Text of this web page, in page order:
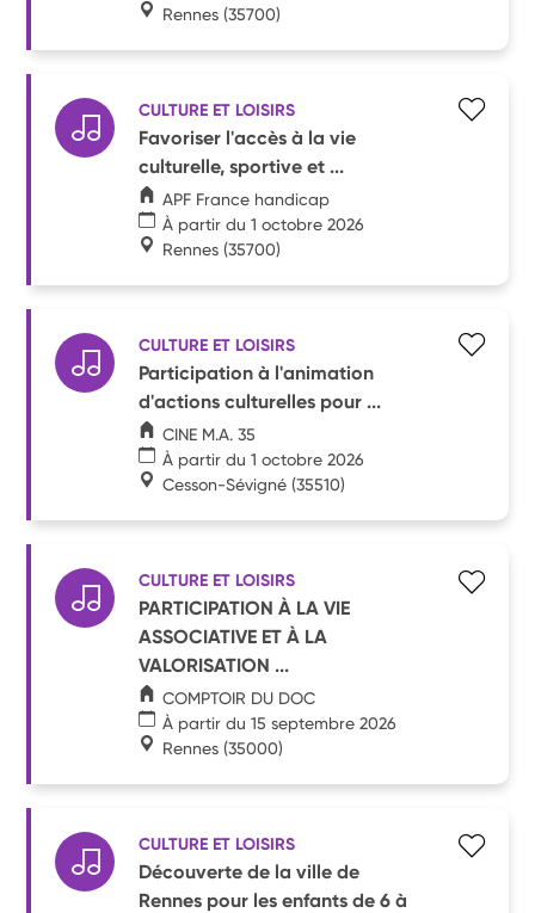
Rennes (35700)
CULTURE ET LOISIRS
Favoriser l'accès à la vie
culturelle, sportive et ...
APF France handicap
À partir du 1 octobre 2026
Rennes (35700)
CULTURE ET LOISIRS
Participation à l'animation
d'actions culturelles pour ...
CINE M.A. 35
À partir du 1 octobre 2026
Cesson-Sévigné (35510)
CULTURE ET LOISIRS
PARTICIPATION À LA VIE
ASSOCIATIVE ET À LA
VALORISATION ...
COMPTOIR DU DOC
À partir du 15 septembre 2026
Rennes (35000)
CULTURE ET LOISIRS
Découverte de la ville de
Rennes pour les enfants de 6 à